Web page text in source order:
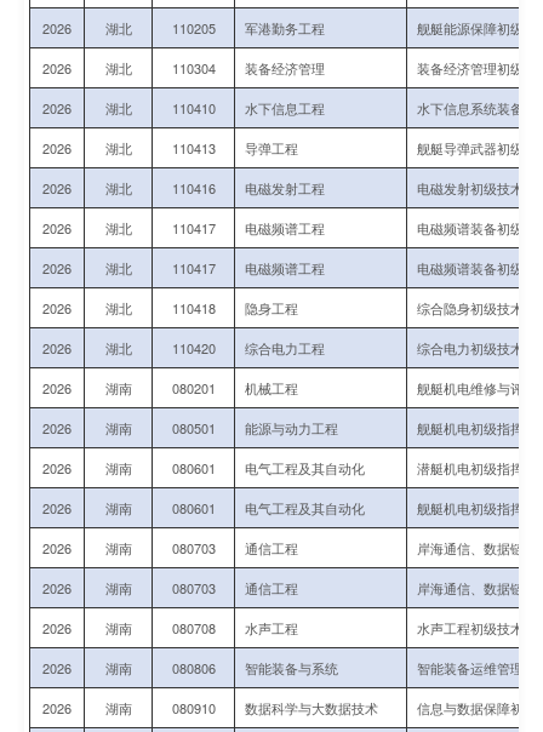
2026 湖北 110205 军港勤务工程 舰艇能源保障初级指
2026 湖北 110304 装备经济管理 装备经济管理初级技
2026 湖北 110410 水下信息工程 水下信息系统装备运
2026 湖北 110413 导弹工程 舰艇导弹武器初级技
2026 湖北 110416 电磁发射工程 电磁发射初级技术军
2026 湖北 110417 电磁频谱工程 电磁频谱装备初级指
2026 湖北 110417 电磁频谱工程 电磁频谱装备初级指
2026 湖北 110418 隐身工程 综合隐身初级技术军
2026 湖北 110420 综合电力工程 综合电力初级技术军
2026 湖南 080201 机械工程 舰艇机电维修与评估
2026 湖南 080501 能源与动力工程 舰艇机电初级指挥与
2026 湖南 080601 电气工程及其自动化 潜艇机电初级指挥与
2026 湖南 080601 电气工程及其自动化 舰艇机电初级指挥与
2026 湖南 080703 通信工程 岸海通信、数据链
2026 湖南 080703 通信工程 岸海通信、数据链
2026 湖南 080708 水声工程 水声工程初级技术军
2026 湖南 080806 智能装备与系统 智能装备运维管理初
2026 湖南 080910 数据科学与大数据技术 信息与数据保障初级